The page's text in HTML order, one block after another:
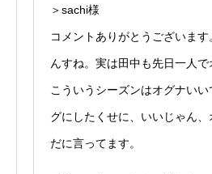
＞sachi様
コメントありがとうございま
んすね。実は田中も先日一人で
こういうシーズンはオグナい
グにしたくせに、いいじゃん、
だに言ってます。